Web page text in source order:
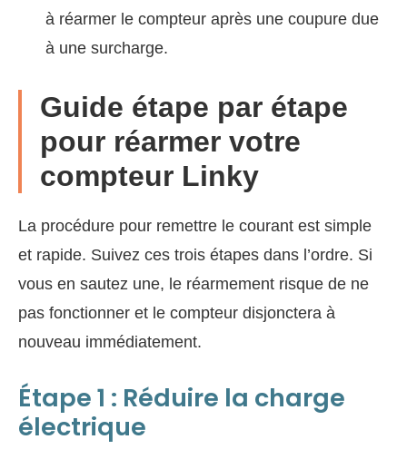
à réarmer le compteur après une coupure due
à une surcharge.
Guide étape par étape
pour réarmer votre
compteur Linky
La procédure pour remettre le courant est simple
et rapide. Suivez ces trois étapes dans l’ordre. Si
vous en sautez une, le réarmement risque de ne
pas fonctionner et le compteur disjonctera à
nouveau immédiatement.
Étape 1 : Réduire la charge
électrique